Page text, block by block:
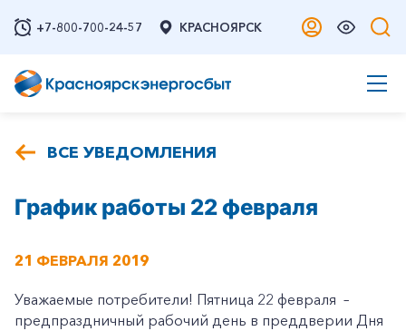
+7-800-700-24-57 КРАСНОЯРСК
ВСЕ УВЕДОМЛЕНИЯ
График работы 22 февраля
21 ФЕВРАЛЯ 2019
Уважаемые потребители! Пятница 22 февраля –
предпраздничный рабочий день в преддверии Дня